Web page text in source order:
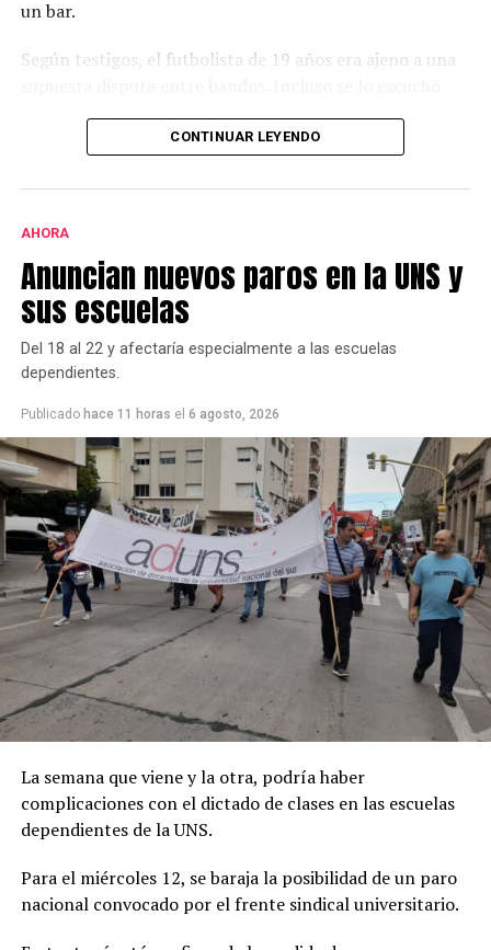
un bar.
Según testigos, el futbolista de 19 años era ajeno a una
Desde el local,y a través de un comunicado, aseguraron
que en el interior no hubo ningún incidente.
CONTINUAR LEYENDO
AHORA
Anuncian nuevos paros en la UNS y
sus escuelas
Del 18 al 22 y afectaría especialmente a las escuelas
dependientes.
Publicado hace 11 horas el 6 agosto, 2026
La semana que viene y la otra, podría haber
complicaciones con el dictado de clases en las escuelas
dependientes de la UNS.
Para el miércoles 12, se baraja la posibilidad de un paro
nacional convocado por el frente sindical universitario.